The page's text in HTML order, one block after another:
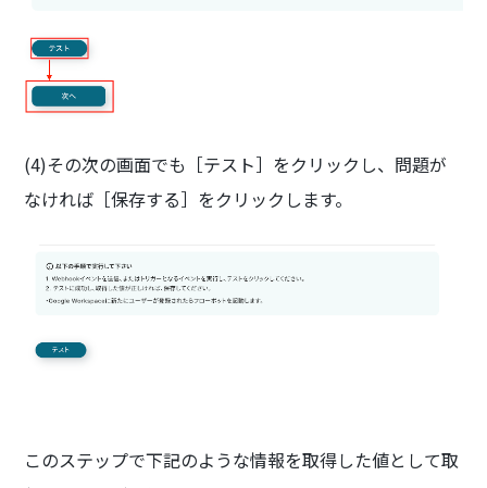
(4)その次の画面でも［テスト］をクリックし、問題が
なければ［保存する］をクリックします。
このステップで下記のような情報を取得した値として取